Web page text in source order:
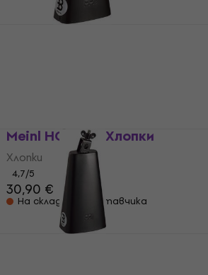
Meinl SL525-BK Хлопки
Meinl HCO2BK Хлопки
Хлопки
4,7/5
30,90 €
На склад при доставчика
Meinl SL850-BK Хлопки